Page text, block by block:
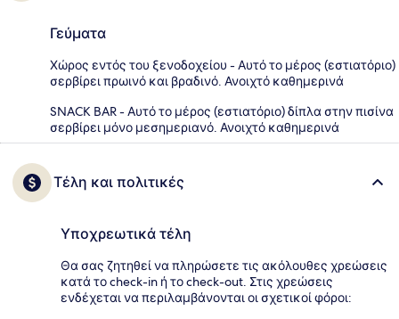
Γεύματα
Χώρος εντός του ξενοδοχείου - Αυτό το μέρος (εστιατόριο)
σερβίρει πρωινό και βραδινό. Ανοιχτό καθημερινά
SNACK BAR - Αυτό το μέρος (εστιατόριο) δίπλα στην πισίνα
σερβίρει μόνο μεσημεριανό. Ανοιχτό καθημερινά
Τέλη και πολιτικές
Υποχρεωτικά τέλη
Θα σας ζητηθεί να πληρώσετε τις ακόλουθες χρεώσεις
κατά το check-in ή το check-out. Στις χρεώσεις
ενδέχεται να περιλαμβάνονται οι σχετικοί φόροι: